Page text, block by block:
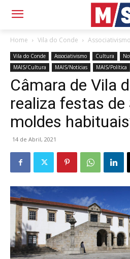
Home Vila do Conde Associativismo
Vila do Conde Associativismo Cultura
MAIS/Cultura
MAIS/Notícias MAIS/Política
Câmara de Vila
realiza festas de
moldes
14 de Abril, 2021